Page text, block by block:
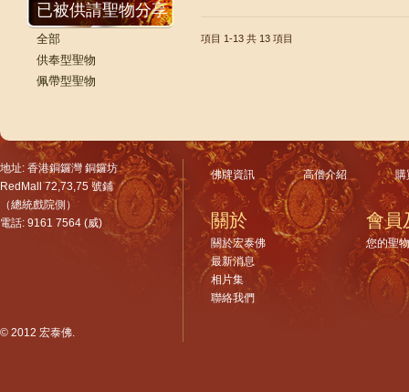
已被供請聖物分享
全部
供奉型聖物
佩帶型聖物
項目 1-13 共 13 項目
地址: 香港銅鑼灣 銅鑼坊
RedMall 72,73,75 號鋪
（總統戲院側）
電話: 9161 7564 (威)
© 2012 宏泰佛.
佛牌資訊 高僧介紹 購
關於
關於宏泰佛
最新消息
相片集
聯絡我們
會員
您的聖